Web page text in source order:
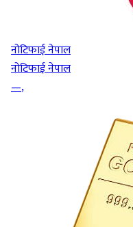
नोटिफाई नेपाल
नोटिफाई नेपाल
—,